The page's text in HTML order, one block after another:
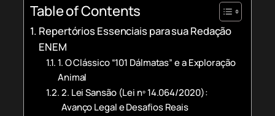
Table of Contents
Repertórios Essenciais para sua Redação
ENEM
1. O Clássico “101 Dálmatas” e a Exploração
Animal
2. Lei Sansão (Lei nº 14.064/2020):
Avanço Legal e Desafios Reais